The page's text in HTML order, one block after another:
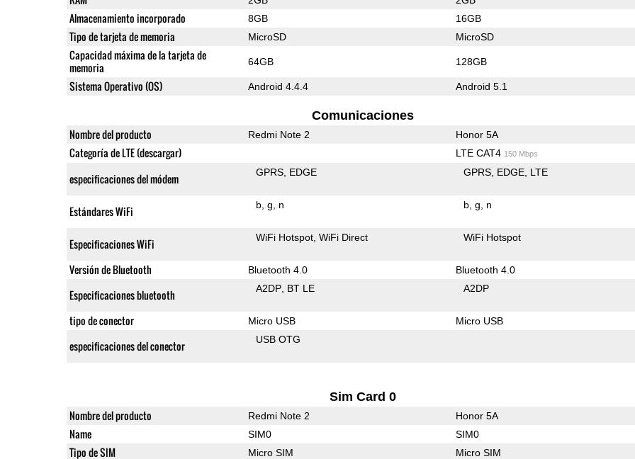
Almacenamiento incorporado 8GB 16GB
Tipo de tarjeta de memoria MicroSD MicroSD
Capacidad máxima de la tarjeta de
memoria
64GB 128GB
Sistema Operativo (OS) Android 4.4.4 Android 5.1
Comunicaciones
Nombre del producto Redmi Note 2 Honor 5A
Categoría de LTE (descargar) LTE CAT4 150 Mbps
especificaciones del módem GPRS EDGE GPRS EDGE LTE
Estándares WiFi b g n b g n
Especificaciones WiFi WiFi Hotspot WiFi Direct WiFi Hotspot
Versión de Bluetooth Bluetooth 4.0 Bluetooth 4.0
Especificaciones bluetooth A2DP BT LE A2DP
tipo de conector Micro USB Micro USB
especificaciones del conector USB OTG
Sim Card 0
Nombre del producto Redmi Note 2 Honor 5A
Name SIM0 SIM0
Tipo de SIM Micro SIM Micro SIM